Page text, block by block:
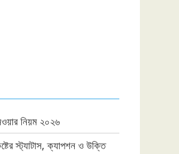
নিয়ম ২০২৬
স্ট্যাটাস, ক্যাপশন ও উক্তি